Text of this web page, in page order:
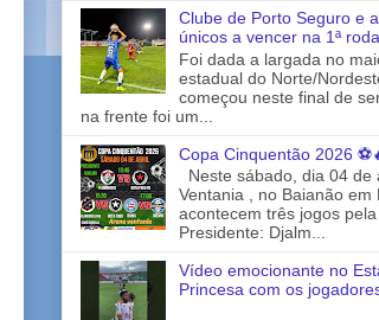
Clube de Porto Seguro e
únicos a vencer na 1ª
Foi dada a largada no
estadual do Norte/
começou neste final de
na frente foi um...
Copa Cinquentão 2026
Neste sábado, dia 04 de
Ventania , no Baianão em
acontecem três jogos
Presidente: Djalm...
Vídeo emocionante no
Princesa com os